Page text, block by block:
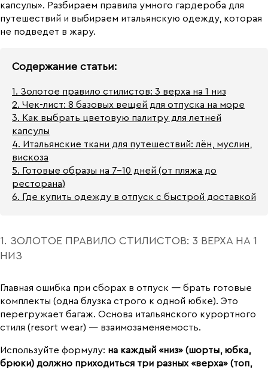
капсулы». Разбираем правила умного гардероба для
путешествий и выбираем итальянскую одежду, которая
не подведет в жару.
Содержание статьи:
1. Золотое правило стилистов: 3 верха на 1 низ
2. Чек-лист: 8 базовых вещей для отпуска на море
3. Как выбрать цветовую палитру для летней
капсулы
4. Итальянские ткани для путешествий: лён, муслин,
вискоза
5. Готовые образы на 7-10 дней (от пляжа до
ресторана)
6. Где купить одежду в отпуск с быстрой доставкой
1. ЗОЛОТОЕ ПРАВИЛО СТИЛИСТОВ: 3 ВЕРХА НА 1
НИЗ
Главная ошибка при сборах в отпуск — брать готовые
комплекты (одна блузка строго к одной юбке). Это
перегружает багаж. Основа итальянского курортного
стиля (resort wear) — взаимозаменяемость.
Используйте формулу: на каждый «низ» (шорты, юбка,
брюки) должно приходиться три разных «верха» (топ,